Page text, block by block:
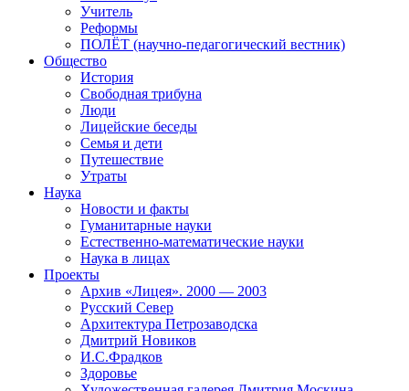
Учитель
Реформы
ПОЛЁТ (научно-педагогический вестник)
Общество
История
Свободная трибуна
Люди
Лицейские беседы
Семья и дети
Путешествие
Утраты
Наука
Новости и факты
Гуманитарные науки
Естественно-математические науки
Наука в лицах
Проекты
Архив «Лицея». 2000 — 2003
Русский Север
Архитектура Петрозаводска
Дмитрий Новиков
И.С.Фрадков
Здоровье